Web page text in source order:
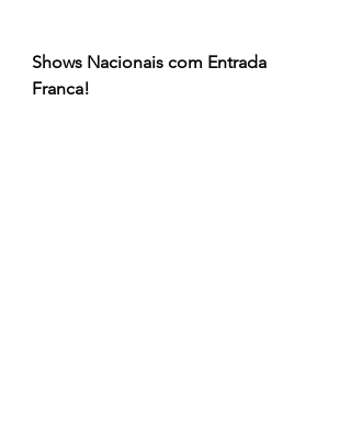
Shows Nacionais com Entrada
Franca!